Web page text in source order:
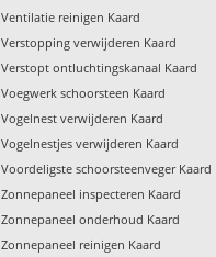
Ventilatie reinigen Kaard
Verstopping verwijderen Kaard
Verstopt ontluchtingskanaal Kaard
Voegwerk schoorsteen Kaard
Vogelnest verwijderen Kaard
Vogelnestjes verwijderen Kaard
Voordeligste schoorsteenveger Kaard
Zonnepaneel inspecteren Kaard
Zonnepaneel onderhoud Kaard
Zonnepaneel reinigen Kaard